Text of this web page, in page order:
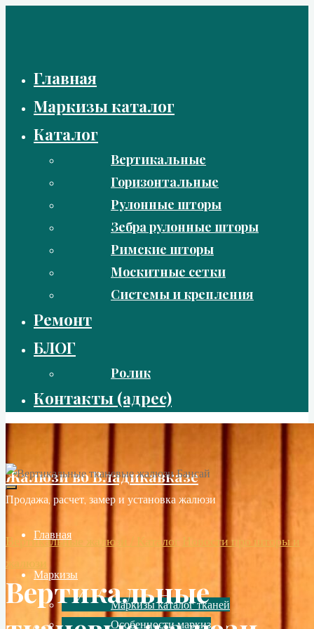
Главная
Маркизы каталог
Каталог
Вертикальные
Горизонтальные
Рулонные шторы
Зебра рулонные шторы
Римские шторы
Москитные сетки
Системы и крепления
Ремонт
БЛОГ
Ролик
Контакты (адрес)
Жалюзи во Владикавказе
Продажа, расчет, замер и установка жалюзи
Главная
Маркизы
Маркизы каталог тканей
Особенности маркиз
Вертикальные жалюзи / Каталог
Новости про шторы и
жалюзи
Вертикальные